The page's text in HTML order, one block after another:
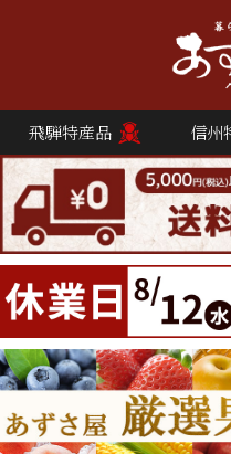
飛騨特産品 信州